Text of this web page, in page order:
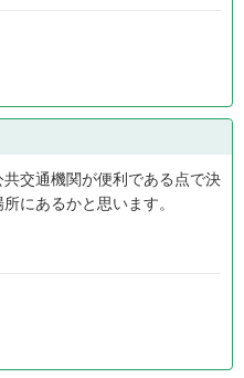
交通機関が便利である点で決
にあるかと思います。